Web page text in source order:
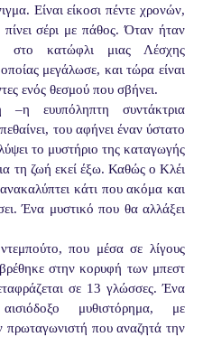
Είναι είκοσι πέντε χρονών,
σέρι με πάθος. Όταν ήταν
στο κατώφλι μιας Λέσχης
μεγάλωσε, και τώρα είναι
ενός θεσμού που σβήνει.
ευυπόληπτη συντάκτρια
του αφήνει έναν ύστατο
το μυστήριο της καταγωγής
τη ζωή εκεί έξω. Καθώς ο Κλέι
ανακαλύπτει κάτι που ακόμα και
Ένα μυστικό που θα αλλάξει
που μέσα σε λίγους
στην κορυφή των μπεστ
σε 13 γλώσσες. Ένα
μυθιστόρημα, με
πρωταγωνιστή που αναζητά την